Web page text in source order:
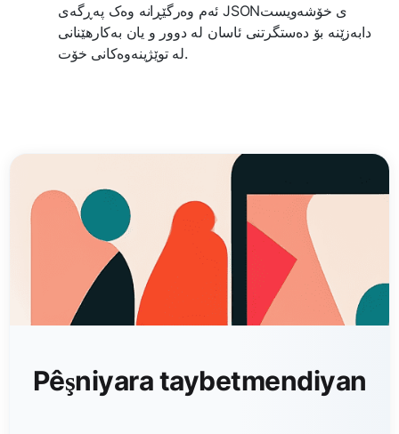
ئەم وەرگێڕانە وەک پەڕگەی JSONی خۆشەویست
دابەزێنە بۆ دەستگرتنی ئاسان لە دوور و یان بەکارهێنانی
لە توێژینەوەکانی خۆت.
Pêşniyara taybetmendiyan